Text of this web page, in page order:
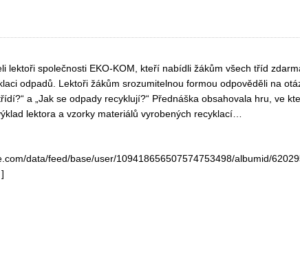
lektoři společnosti EKO-KOM, kteří nabídli žákům všech tříd
odpadů. Lektoři žákům srozumitelnou formou odpověděli na
a „Jak se odpady recyklují?“ Přednáška obsahovala hru, ve
lektora a vzorky materiálů vyrobených recyklací…
data/feed/base/user/109418656507574753498/albumid/